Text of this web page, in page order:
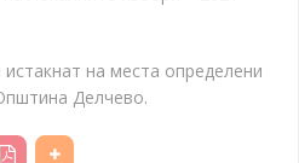
на места определени
Делчево.